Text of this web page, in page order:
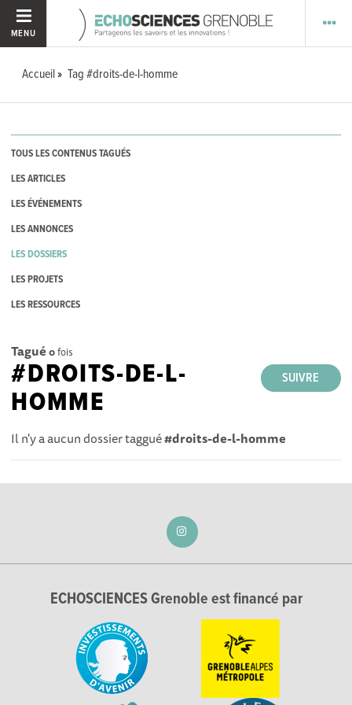
MENU
Accueil Tag #droits-de-l-homme
TOUS LES CONTENUS TAGUÉS
LES ARTICLES
LES ÉVÉNEMENTS
LES ANNONCES
LES DOSSIERS
LES PROJETS
LES RESSOURCES
Tagué 0fois
SUIVRE
#DROITS-DE-L-
HOMME
Il n'y a aucun dossier taggué#droits-de-l-homme
ECHOSCIENCES Grenoble est financé par